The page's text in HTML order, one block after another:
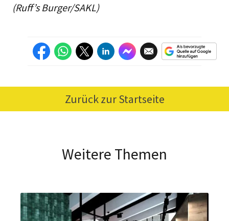
(Ruff’s Burger/SAKL)
Zurück zur Startseite
Weitere Themen